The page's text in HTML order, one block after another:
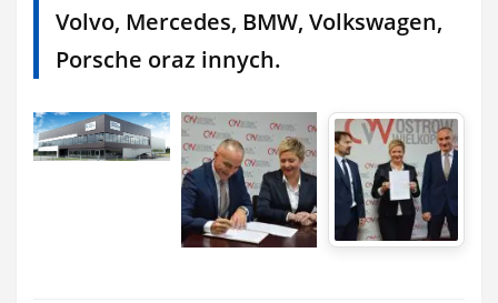
Volvo, Mercedes, BMW, Volkswagen,
Porsche oraz innych.